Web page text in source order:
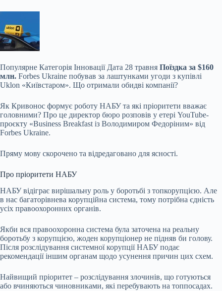
Популярне Категорія Інновації Дата 28 травня Поїздка за $160
млн. Forbes Ukraine побував за лаштунками угоди з купівлі
Uklon «Київстаром». Що отримали обидві компанії?
Як Кривонос формує роботу НАБУ та які пріоритети вважає
головними? Про це директор бюро розповів у етері YouTube-
проєкту «Business Breakfast із Володимиром Федоріним» від
Forbes Ukraine.
Пряму мову скорочено та відредаговано для ясності.
Про пріоритети НАБУ
НАБУ відіграє вирішальну роль у боротьбі з топкорупцією. Але
в нас багаторівнева корупційна система, тому потрібна єдність
усіх правоохоронних органів.
Якби вся правоохоронна система була заточена на реальну
боротьбу з корупцією, жоден корупціонер не підняв би голову.
Після розслідування системної корупції НАБУ подає
рекомендації іншим органам щодо усунення причин цих схем.
Найвищий пріоритет – розслідування злочинів, що готуються
або вчиняються чиновниками, які перебувають на топпосадах.